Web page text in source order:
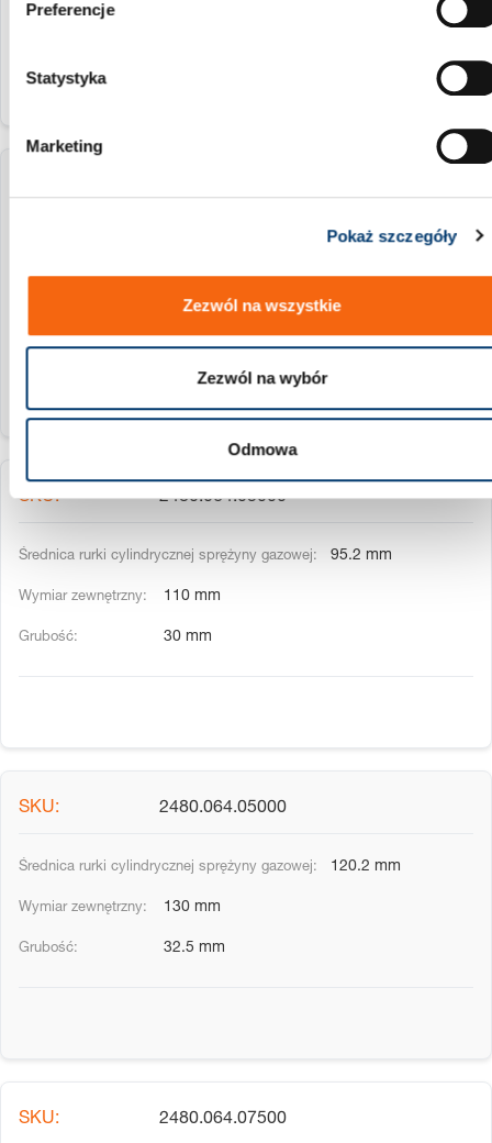
Preferencje
Statystyka
Marketing
Pokaż szczegóły
Zezwól na wszystkie
Zezwól na wybór
Odmowa
75.2 mm
2480.064.03000
95.2 mm
110 mm
30 mm
2480.064.05000
120.2 mm
130 mm
32.5 mm
2480.064.07500